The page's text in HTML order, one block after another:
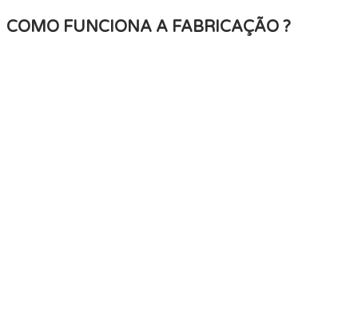
COMO FUNCIONA A FABRICAÇÃO ?